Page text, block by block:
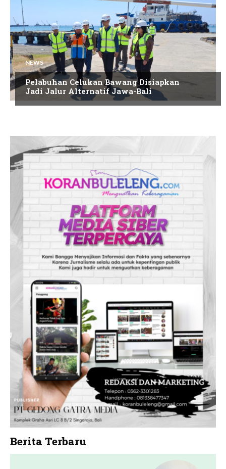
NEWS
Pelabuhan Celukan Bawang Disiapkan
Jadi Jalur Alternatif Jawa-Bali
Berita Terbaru